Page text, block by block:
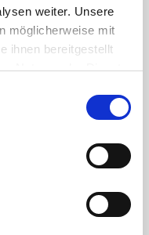
weiter. Unsere
möglicherweise mit
ihnen bereitgestellt
Nutzung der Dienste
weiterhin nutzen.
coupling GEKA similar
dass das Produkt den